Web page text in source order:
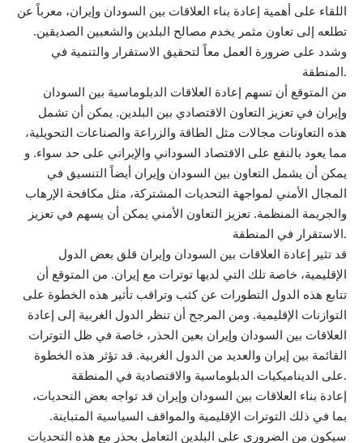
اللقاء على أهمية إعادة بناء العلاقات بين السودان وإيران، معرباً عن
تطلعه إلى تعاون مثمر يخدم مصالح البلدين والشعبين الصديقين.
وشدد على ضرورة العمل معاً لتحقيق الاستقرار والتنمية في
المنطقة.
من المتوقع أن تسهم إعادة العلاقات الدبلوماسية بين السودان
وإيران في تعزيز التعاون الاقتصادي بين البلدين. يمكن أن تشمل
هذه التعاونات مجالات مثل الطاقة والزراعة والصناعات التحويلية،
مما يعود بالنفع على الاقتصاد السوداني والإيراني على حد سواء. و
يمكن أن يشمل التعاون بين السودان وإيران أيضاً التنسيق في
المجال الأمني لمواجهة التحديات المشتركة، مثل مكافحة الإرهاب
والجريمة المنظمة. تعزيز التعاون الأمني يمكن أن يسهم في تعزيز
الاستقرار في المنطقة.
قد تثير إعادة العلاقات بين السودان وإيران قلق بعض الدول
الإقليمية، خاصة تلك التي لديها توترات مع إيران. من المتوقع أن
تتابع هذه الدول التطورات عن كثب وتراقب تأثير هذه الخطوة على
التوازنات الإقليمية. ومن المرجح أن تنظر الدول الغربية إلى إعادة
العلاقات بين السودان وإيران بعين الحذر، خاصة في ظل التوترات
القائمة بين إيران والعديد من الدول الغربية. قد تؤثر هذه الخطوة
على الديناميكيات الدبلوماسية والاقتصادية في المنطقة.
إعادة بناء العلاقات بين السودان وإيران قد تواجه بعض التحديات،
بما في ذلك التوترات الإقليمية والمواقف السياسية المتباينة.
سيكون من الضروري على البلدين التعامل بحذر مع هذه التحديات